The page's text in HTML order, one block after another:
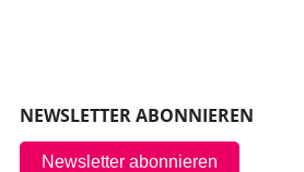
NEWSLETTER ABONNIEREN
Newsletter abonnieren